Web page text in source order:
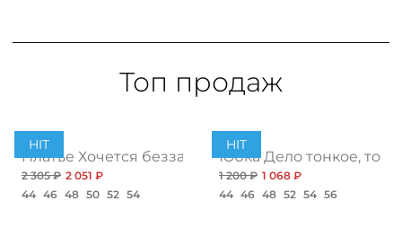
Топ продаж
HIT
Платье Хочется беззаботности, топ
2 305 ₽ 2 051 ₽
44 46 48 50 52 54
HIT
Юбка Дело тонкое, топ
1 200 ₽ 1 068 ₽
44 46 48 52 54 56